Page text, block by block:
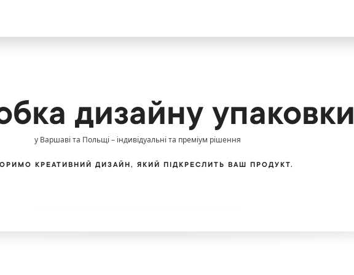
Ми обслуговуємо клієнтів мовами:
дизайну упаковки
у Варшаві та Польщі – індивідуальні та преміум рішення
КРЕАТИВНИЙ ДИЗАЙН, ЯКИЙ ПІДКРЕСЛИТЬ ВАШ ПРОДУКТ.